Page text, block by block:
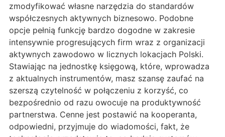
zmodyfikować własne narzędzia do standardów
współczesnych aktywnych biznesowo. Podobne
opcje pełnią funkcję bardzo dogodne w zakresie
intensywnie progresujących firm wraz z organizacji
aktywnych zawodowo w licznych lokacjach Polski.
Stawiając na jednostkę księgową, które, wprowadza
z aktualnych instrumentów, masz szansę zaufać na
szerszą czytelność w połączeniu z korzyść, co
bezpośrednio od razu owocuje na produktywność
partnerstwa. Cenne jest postawić na kooperanta,
odpowiedni, przyjmuje do wiadomości, fakt, że